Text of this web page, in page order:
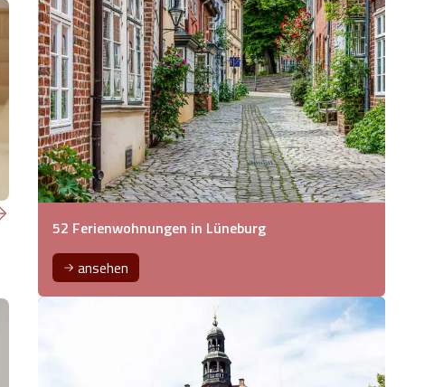
52 Ferienwohnungen in Lüneburg
ansehen